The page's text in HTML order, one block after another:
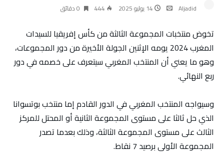
Aljadid 14 يوليو 2025 444 0 ‫دقائق‬
تخوض منتخبات المجموعة الثالثة من كأس إفريقيا للسيدات
المغرب 2024 يومه الإثنين الجولة الأخيرة من دور المجموعات،
وهو ما يعني أن المنتخب المغربي سيتعرف على خصمه في دور
ربع النهائي.
وسيواجه المنتخب المغربي في الدور القادم إما منتخب بوتسوانا
الذي حل ثالثا على مستوى المجموعة الثانية أو المحتل للمركز
الثالث على مستوى المجموعة الثالثة، وذلك بعدما تصدر
المجموعة الأولى برصيد 7 نقاط.